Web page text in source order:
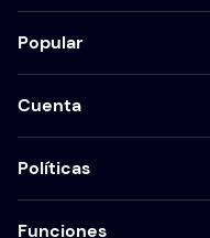
Popular
Cuenta
Políticas
Funciones